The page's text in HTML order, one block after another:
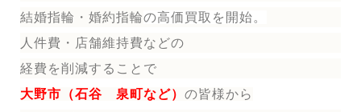
結婚指輪・婚約指輪の高価買取を開始。
人件費・店舗維持費などの
経費を削減することで
大野市（石谷 泉町など） の皆様から